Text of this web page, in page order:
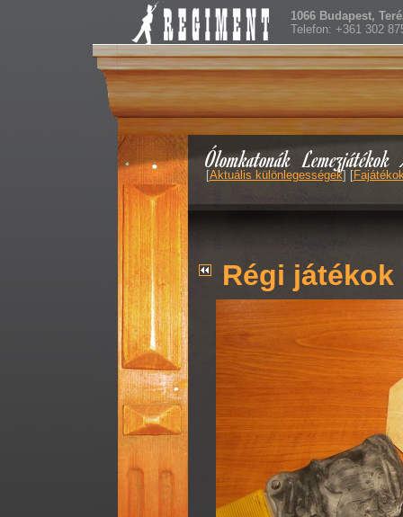
Ólomkatonák Lemezjátékok
1066 Budapest,
Telefon: +361 302
[Aktuális különlegességek] [
Régi játékok